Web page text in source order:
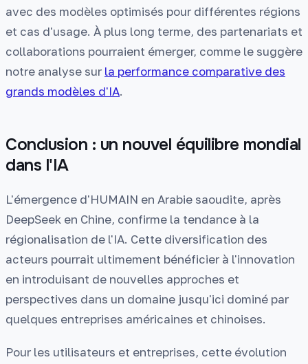
avec des modèles optimisés pour différentes régions
et cas d'usage. À plus long terme, des partenariats et
collaborations pourraient émerger, comme le suggère
notre analyse sur la performance comparative des
grands modèles d'IA.
Conclusion : un nouvel équilibre mondial
dans l'IA
L'émergence d'HUMAIN en Arabie saoudite, après
DeepSeek en Chine, confirme la tendance à la
régionalisation de l'IA. Cette diversification des
acteurs pourrait ultimement bénéficier à l'innovation
en introduisant de nouvelles approches et
perspectives dans un domaine jusqu'ici dominé par
quelques entreprises américaines et chinoises.
Pour les utilisateurs et entreprises, cette évolution